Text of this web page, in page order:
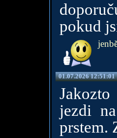
pokud
01.07.2026 12:51:01
jezdi
prstem.